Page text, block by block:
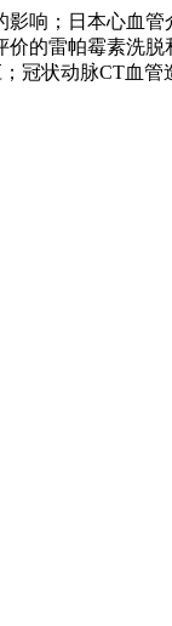
响；日本心血
的雷帕霉素洗脱
冠状动脉CT血